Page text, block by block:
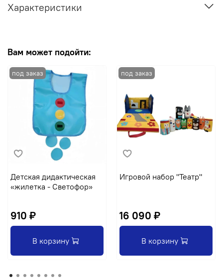
Характеристики
Вам может подойти:
Детская дидактическая
«жилетка - Светофор»
910 ₽
В корзину
Игровой набор "Театр"
16 090 ₽
В корзину